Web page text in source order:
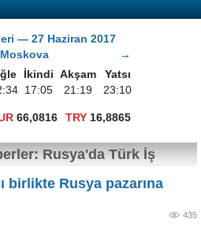
— 27 Haziran 2017
Moskova
→
İkindi Akşam
Yatsı
17:05 21:19 23:10
66,0816 TRY16,8865
Rusya'da Türk İş
birlikte Rusya pazarına
435